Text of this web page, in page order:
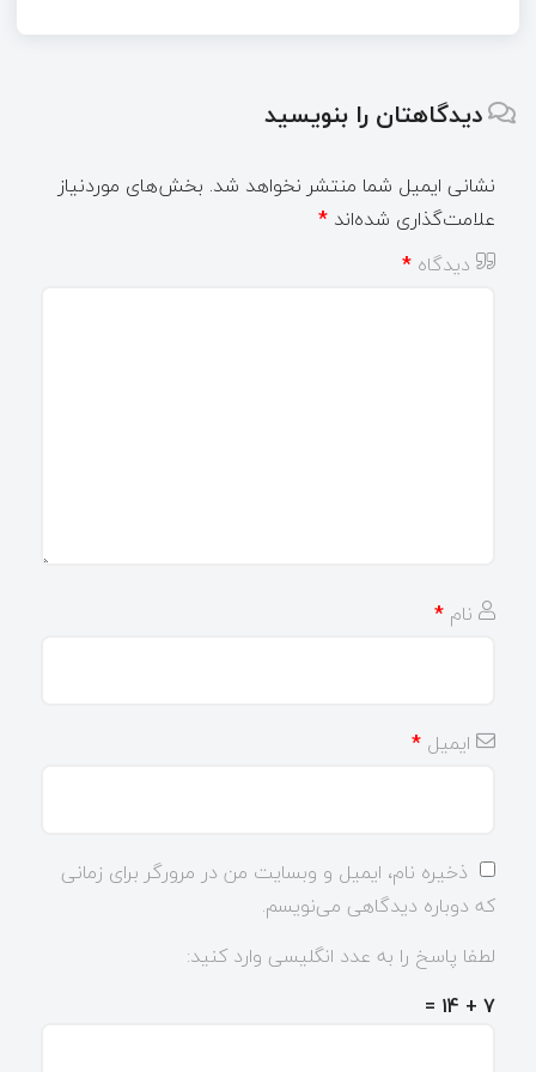
دیدگاهتان را بنویسید
نشانی ایمیل شما منتشر نخواهد شد. بخش‌های موردنیاز
علامت‌گذاری شده‌اند *
دیدگاه *
نام *
ایمیل *
ذخیره نام، ایمیل و وبسایت من در مرورگر برای زمانی
که دوباره دیدگاهی می‌نویسم.
لطفا پاسخ را به عدد انگلیسی وارد کنید:
7 + 14 =